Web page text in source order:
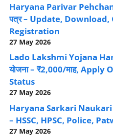
Haryana Parivar Pehchan
पत्र – Update,
Registration
27 May 2026
Lado Lakshmi Yojana
योजना – ₹2,000/माह,
Status
27 May 2026
Haryana Sarkari Naukari
– HSSC, HPSC, Police,
27 May 2026